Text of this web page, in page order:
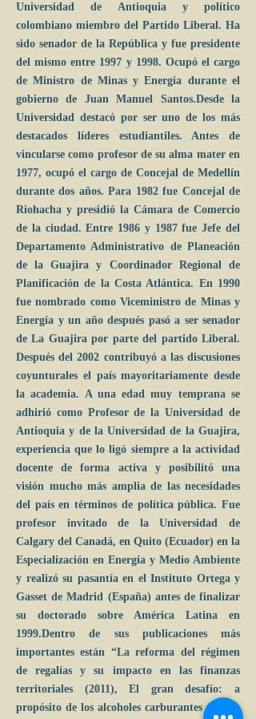
Universidad de Antioquia y político
colombiano miembro del Partido Liberal. Ha
sido senador de la República y fue presidente
del mismo entre 1997 y 1998. Ocupó el cargo
de Ministro de Minas y Energía durante el
gobierno de Juan Manuel Santos.Desde la
Universidad destacó por ser uno de los más
destacados líderes estudiantiles. Antes de
vincularse como profesor de su alma mater en
1977, ocupó el cargo de Concejal de Medellín
durante dos años. Para 1982 fue Concejal de
Riohacha y presidió la Cámara de Comercio
de la ciudad. Entre 1986 y 1987 fue Jefe del
Departamento Administrativo de Planeación
de la Guajira y Coordinador Regional de
Planificación de la Costa Atlántica. En 1990
fue nombrado como Viceministro de Minas y
Energía y un año después pasó a ser senador
de La Guajira por parte del partido Liberal.
Después del 2002 contribuyó a las discusiones
coyunturales el país mayoritariamente desde
la academia. A una edad muy temprana se
adhirió como Profesor de la Universidad de
Antioquia y de la Universidad de la Guajira,
experiencia que lo ligó siempre a la actividad
docente de forma activa y posibilitó una
visión mucho más amplia de las necesidades
del país en términos de política pública. Fue
profesor invitado de la Universidad de
Calgary del Canadá, en Quito (Ecuador) en la
Especialización en Energía y Medio Ambiente
y realizó su pasantía en el Instituto Ortega y
Gasset de Madrid (España) antes de finalizar
su doctorado sobre América Latina en
1999.Dentro de sus publicaciones más
importantes están “La reforma del régimen
de regalías y su impacto en las finanzas
territoriales (2011), El gran desafío: a
propósito de los alcoholes carburantes (2003),